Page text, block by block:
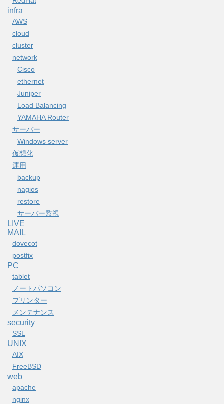
infra
AWS
cloud
cluster
network
Cisco
ethernet
Juniper
Load Balancing
YAMAHA Router
サーバー
Windows server
仮想化
運用
backup
nagios
restore
サーバー監視
LIVE
MAIL
dovecot
postfix
PC
tablet
ノートパソコン
プリンター
メンテナンス
security
SSL
UNIX
AIX
FreeBSD
web
apache
nginx